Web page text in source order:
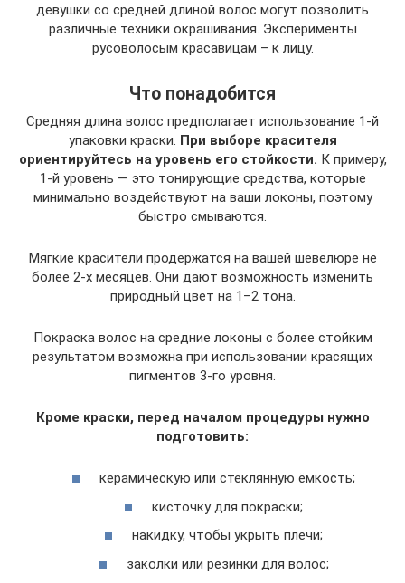
девушки со средней длиной волос могут позволить
различные техники окрашивания. Эксперименты
русоволосым красавицам – к лицу.
Что понадобится
Средняя длина волос предполагает использование 1-й
упаковки краски. При выборе красителя
ориентируйтесь на уровень его стойкости. К примеру,
1-й уровень — это тонирующие средства, которые
минимально воздействуют на ваши локоны, поэтому
быстро смываются.
Мягкие красители продержатся на вашей шевелюре не
более 2-х месяцев. Они дают возможность изменить
природный цвет на 1–2 тона.
Покраска волос на средние локоны с более стойким
результатом возможна при использовании красящих
пигментов 3-го уровня.
Кроме краски, перед началом процедуры нужно
подготовить:
керамическую или стеклянную ёмкость;
кисточку для покраски;
накидку, чтобы укрыть плечи;
заколки или резинки для волос;